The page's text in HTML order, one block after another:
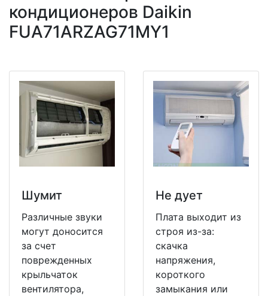
кондиционеров Daikin
FUA71ARZAG71MY1
Шумит
Различные звуки
могут доносится
за счет
поврежденных
крыльчаток
вентилятора,
Не дует
Плата выходит из
строя из-за:
скачка
напряжения,
короткого
замыкания или